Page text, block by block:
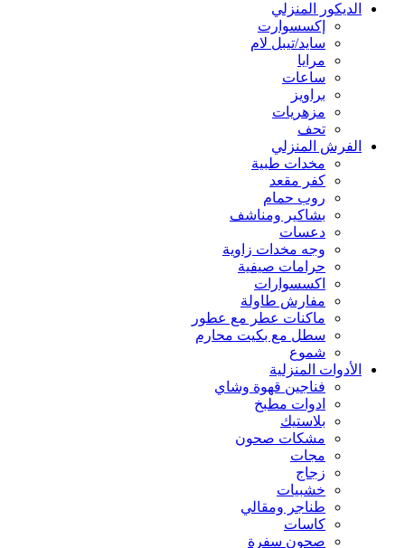
الديكور المنزلي
إكسسوارت
سايد/تيبل لام
مرايا
ساعات
براويز
مزهريات
تحف
الفرش المنزلي
مخدات طبية
كفر مقعد
روب حمام
بشاكير ومناشف
دعسات
وجه مخدات زاوية
حرامات صيفية
اكسسوارات
مفارش طاولة
ماكنات عطر مع عطور
سطل مع بكيت محارم
شموع
الأدوات المنزلية
فناجين قهوة وشاي
ادوات مطبخ
بلاستيك
مشكات صحون
مجات
زجاج
خشبيات
طناجر ومقالي
كاسات
صحون سفرة